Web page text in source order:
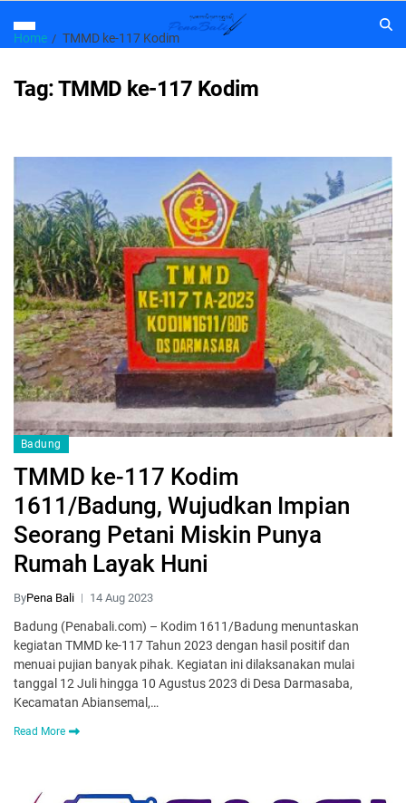
Home TMMD ke-117 Kodim
Tag:TMMD ke-117 Kodim
Badung
TMMD ke-117 Kodim
1611/Badung, Wujudkan Impian
Seorang Petani Miskin Punya
Rumah Layak Huni
ByPena Bali 14 Aug 2023
Badung (Penabali.com) – Kodim 1611/Badung menuntaskan
kegiatan TMMD ke-117 Tahun 2023 dengan hasil positif dan
menuai pujian banyak pihak. Kegiatan ini dilaksanakan mulai
tanggal 12 Juli hingga 10 Agustus 2023 di Desa Darmasaba,
Kecamatan Abiansemal,…
Read More